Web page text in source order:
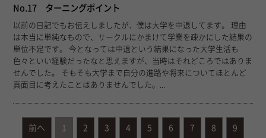
No.17 ターニングポイント
以前の日記でもお伝えしましたが、僕は大学を中退してます。 理由
は本当に単純なもので、サークルにかまけて学業を疎かにした結果の
単位不足です。 今となっては中退という結果になった大学生活も
色々といい経験だったなと思えますが、当時はそれどころではありま
せんでした。 そもそも大学まで自分の進路や将来についてほとんど
真面目に考えたことはありませんでした。...
前へ 1 2 3 4 5 6 7 8 9